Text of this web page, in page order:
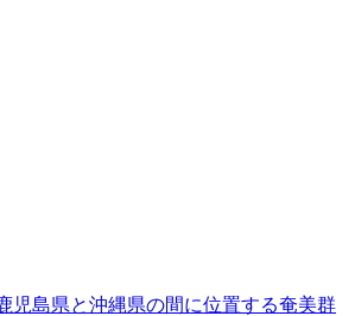
児島県と沖縄県の間に位置する奄美群